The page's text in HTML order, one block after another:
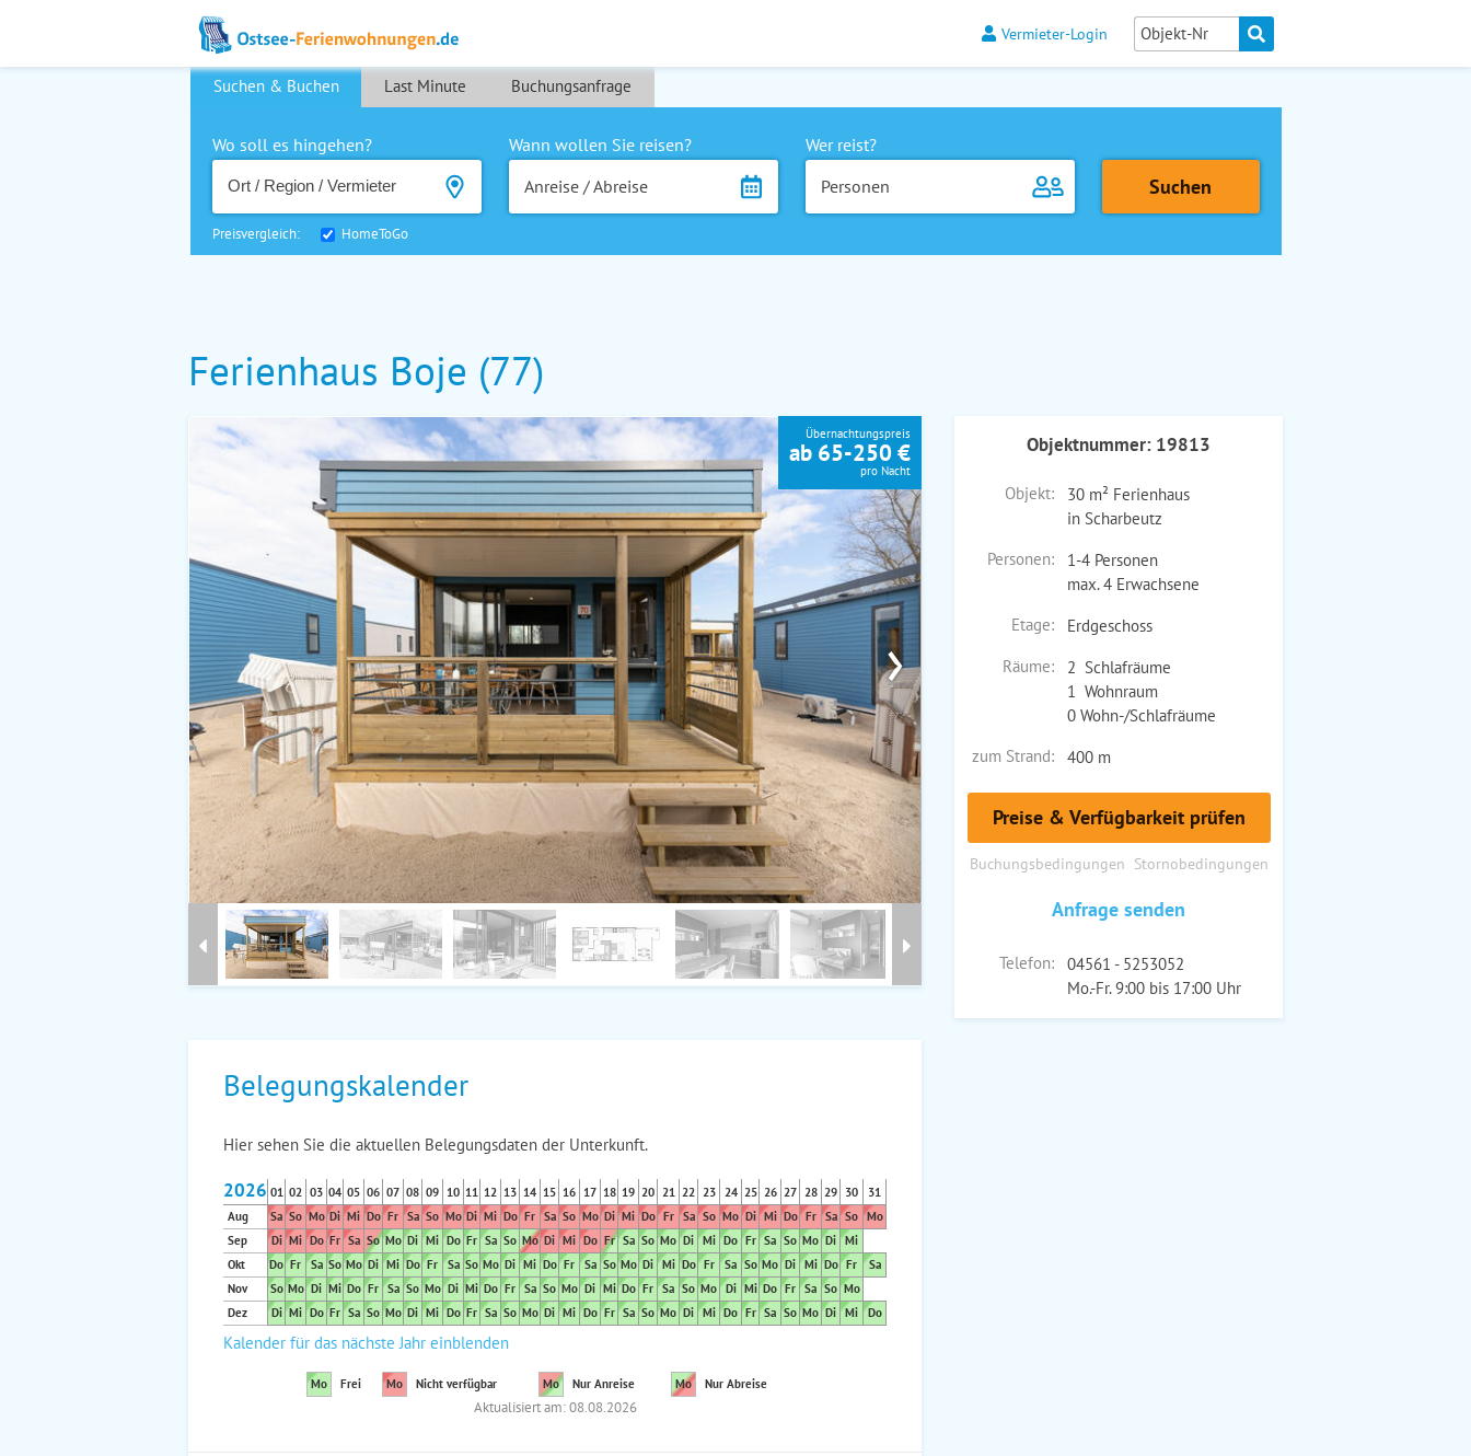
Vermieter-Login
Suchen & Buchen Last Minute Buchungsanfrage
Wo soll es hingehen?
Wann wollen Sie reisen?
Anreise / Abreise
Wer reist?
Personen
Preisvergleich: HomeToGo
Ferienhaus Boje (77)
›
Übernachtungspreis
ab 65-250 €
pro Nacht
Objektnummer: 19813
Objekt:
30 m² Ferienhaus
in Scharbeutz
Personen:
1-4 Personen
max. 4 Erwachsene
Etage:
Erdgeschoss
Räume:
2 Schlafräume
1 Wohnraum
0 Wohn-/Schlafräume
zum Strand:
400 m
Preise & Verfügbarkeit prüfen
Buchungsbedingungen Stornobedingungen
Anfrage senden
Telefon:
04561 - 5253052
Mo.-Fr. 9:00 bis 17:00 Uhr
Belegungskalender
Hier sehen Sie die aktuellen Belegungsdaten der Unterkunft.
2026 01 02 03 04 05 06 07 08 09 10 11 12 13 14 15 16 17 18 19 20 21 22 23 24 25 26 27 28 29 30
31
Aug
Sa So Mo Di Mi Do Fr Sa So Mo Di Mi Do Fr Sa So Mo Di Mi Do Fr Sa So Mo Di Mi Do Fr Sa So Mo
Sep
Di Mi Do Fr Sa So Mo Di Mi Do Fr Sa So Mo Di Mi Do Fr Sa So Mo Di Mi Do Fr Sa So Mo Di Mi
Okt
Do Fr Sa So Mo Di Mi Do Fr Sa So Mo Di Mi Do Fr Sa So Mo Di Mi Do Fr Sa So Mo Di Mi Do Fr
Sa
Nov
So Mo Di Mi Do Fr Sa So Mo Di Mi Do Fr Sa So Mo Di Mi Do Fr Sa So Mo Di Mi Do Fr Sa So Mo
Dez
Di Mi Do Fr Sa So Mo Di Mi Do Fr Sa So Mo Di Mi Do Fr Sa So Mo Di Mi Do Fr Sa So Mo Di Mi Do
Kalender für das nächste Jahr einblenden
Mo Frei Mo Nicht verfügbar Mo Nur Anreise Mo Nur Abreise
Aktualisiert am: 08.08.2026